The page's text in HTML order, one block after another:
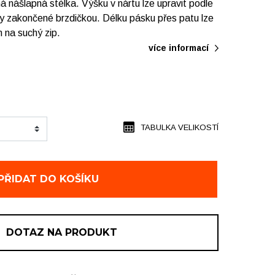
nášlapná stélka. Výšku v nártu lze upravit podle
zakončené brzdičkou. Délku pásku přes patu lze
na suchý zip.
více informací
DO KOŠÍKU
TABULKA VELIKOSTÍ
DOTAZ NA PRODUKT